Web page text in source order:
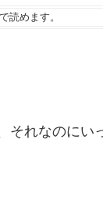
読めます。
それなのにい